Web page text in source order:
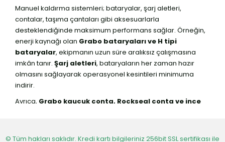
Manuel kaldırma sistemleri; bataryalar, şarj aletleri,
contalar, taşıma çantaları gibi aksesuarlarla
desteklendiğinde maksimum performans sağlar. Örneğin,
enerji kaynağı olan Grabo bataryaları ve H tipi
bataryalar, ekipmanın uzun süre aralıksız çalışmasına
imkân tanır. Şarj aletleri, bataryaların her zaman hazır
olmasını sağlayarak operasyonel kesintileri minimuma
indirir.
Ayrıca, Grabo kauçuk conta, Rockseal conta ve ince
ekipmanın hem dayanıklılığını artırır hem de kullanım
© Tüm hakları saklıdır. Kredi kartı bilgileriniz 256bit SSL sertifikası ile